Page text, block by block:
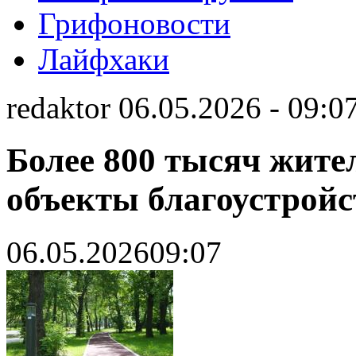
Грифоновости
Лайфхаки
redaktor 06.05.2026 -
Более 800 тысяч
объекты
06.05.202609:07